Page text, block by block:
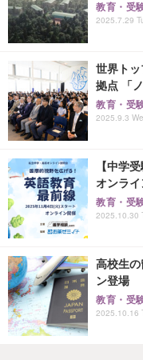
教育・受
2025.7.29
世界ト
拠点 「
教育・受
2025.9.3
【中学
オンラ
教育・受
2025.10.30
高校生
ン登場
教育・受
2025.10.16